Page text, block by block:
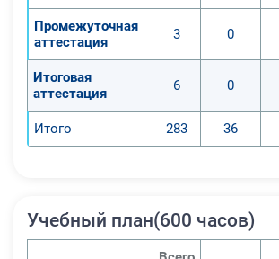
Промежуточная
аттестация
3 0
Итоговая
аттестация
6 0
Итого 283 36
Учебный план(600 часов)